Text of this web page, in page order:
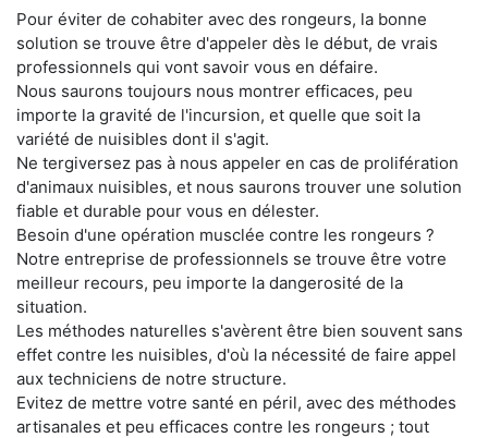
Pour éviter de cohabiter avec des rongeurs, la bonne
solution se trouve être d'appeler dès le début, de vrais
professionnels qui vont savoir vous en défaire.
Nous saurons toujours nous montrer efficaces, peu
importe la gravité de l'incursion, et quelle que soit la
variété de nuisibles dont il s'agit.
Ne tergiversez pas à nous appeler en cas de prolifération
d'animaux nuisibles, et nous saurons trouver une solution
fiable et durable pour vous en délester.
Besoin d'une opération musclée contre les rongeurs ?
Notre entreprise de professionnels se trouve être votre
meilleur recours, peu importe la dangerosité de la
situation.
Les méthodes naturelles s'avèrent être bien souvent sans
effet contre les nuisibles, d'où la nécessité de faire appel
aux techniciens de notre structure.
Evitez de mettre votre santé en péril, avec des méthodes
artisanales et peu efficaces contre les rongeurs ; tout